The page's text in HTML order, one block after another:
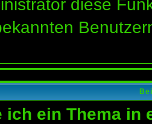
diese
ich ein Thema in